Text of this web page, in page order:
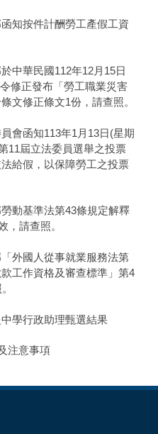
知按件計酬勞工產假工資
中華民國112年12月15日
修正發布「勞工職業災害
文修正條文1份，請查照。
會函知113年1月13日(星期
11屆立法委員選舉之投票
給假，以保障勞工之投票
動基準法第43條規定解釋
，請查照。
外國人從事就業服務法第
工作資格及審查標準」第4
學行政助理甄選結果
注意事項